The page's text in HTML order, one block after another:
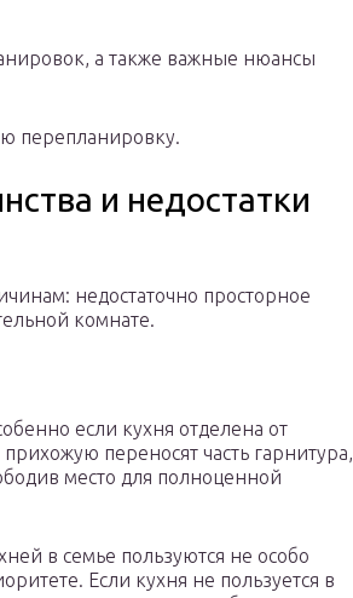
а также важные нюансы
перепланировку.
и недостатки
недостаточно просторное
комнате.
если кухня отделена от
переносят часть гарнитура,
место для полноценной
в семье пользуются не особо
Если кухня не пользуется в